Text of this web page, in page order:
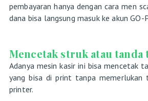
pembayaran hanya dengan cara men
dana bisa langsung masuk ke akun GO-
Mencetak struk atau tanda
Adanya mesin kasir ini bisa mencetak
yang bisa di print tanpa memerlukan
printer.